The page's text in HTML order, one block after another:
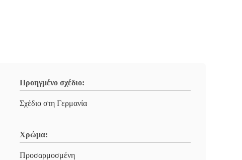
Προηγμένο σχέδιο:
Σχέδιο στη Γερμανία
Χρώμα:
Προσαρμοσμένη